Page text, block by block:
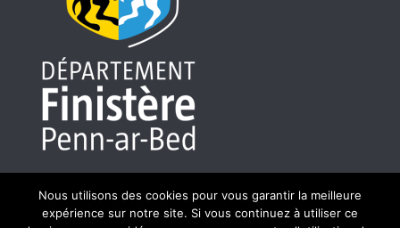
Nous utilisons des cookies pour vous garantir la meilleure
expérience sur notre site. Si vous continuez à utiliser ce